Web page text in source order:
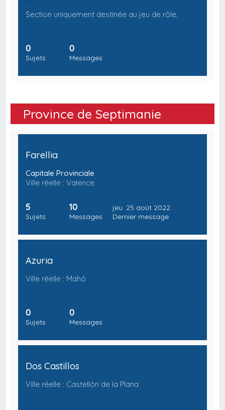
Section uniquement destinée au jeu de rôle.
0
Sujets
0
Messages
Province de Septimanie
Farellia
Capitale Provinciale
Ville réelle : Valence
5
Sujets
10
Messages
jeu. 25 août 2022
Dernier message
Azuria
Ville réelle : Mahó
0
Sujets
0
Messages
Dos Castillos
Ville réelle : Castellón de la Plana